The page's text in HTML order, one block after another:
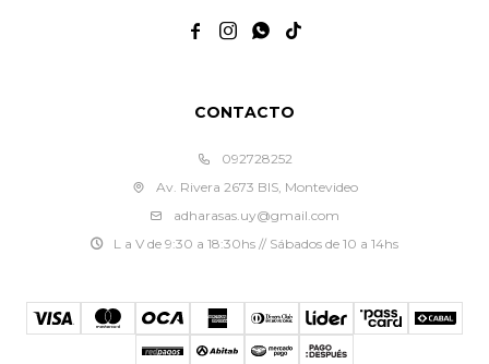
CONTACTO
092728252
Av. Rivera 2673 BIS, Montevideo
adharasas.uy@gmail.com
L a V de 9:30 a 18:30hs // Sábados de 10 a 14hs
   